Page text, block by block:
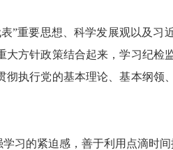
”重要思想、科学发展观以及习
方针政策结合起来，学习纪检
执行党的基本理论、基本纲领
习的紧迫感，善于利用点滴时间